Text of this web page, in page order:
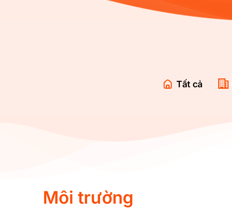
Tất cả
Môi trường